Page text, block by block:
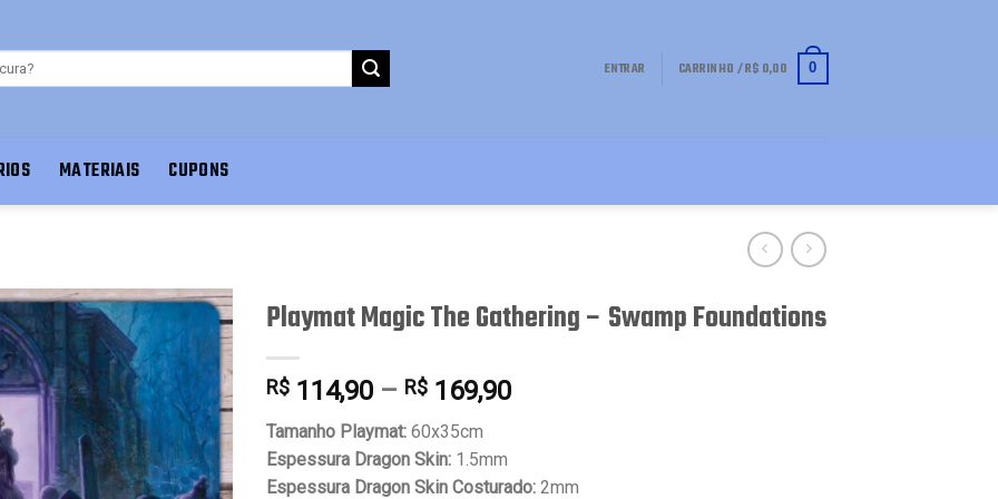
ENTRAR CARRINHO /R$ 0,00 0
MATERIAIS CUPONS
Favoritar
Playmat Magic The Gathering – Swamp Foundations
R$ 114,90 – R$ 169,90
Tamanho Playmat: 60x35cm
Espessura Dragon Skin: 1.5mm
Espessura Dragon Skin Costurado: 2mm